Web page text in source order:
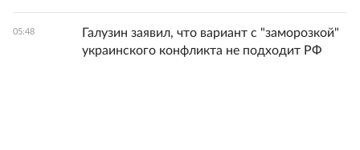
05:48
Галузин заявил, что вариант с "заморозкой"
украинского конфликта не подходит РФ